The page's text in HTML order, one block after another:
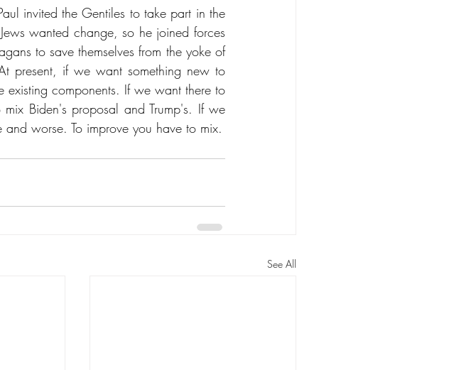
invited the Gentiles to take part in the
wanted change, so he joined forces
to save themselves from the yoke of
present, if we want something new to
components. If we want there to
Biden's proposal and Trump's. If we
worse. To improve you have to mix.
See All